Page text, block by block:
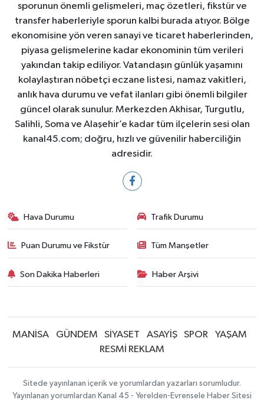
sporunun önemli gelişmeleri, maç özetleri, fikstür ve
transfer haberleriyle sporun kalbi burada atıyor. Bölge
ekonomisine yön veren sanayi ve ticaret haberlerinden,
piyasa gelişmelerine kadar ekonominin tüm verileri
yakından takip ediliyor. Vatandaşın günlük yaşamını
kolaylaştıran nöbetçi eczane listesi, namaz vakitleri,
anlık hava durumu ve vefat ilanları gibi önemli bilgiler
güncel olarak sunulur. Merkezden Akhisar, Turgutlu,
Salihli, Soma ve Alaşehir’e kadar tüm ilçelerin sesi olan
kanal45.com; doğru, hızlı ve güvenilir haberciliğin
adresidir.
Hava Durumu Trafik Durumu
Puan Durumu ve Fikstür Tüm Manşetler
Son Dakika Haberleri Haber Arşivi
MANİSA GÜNDEM SİYASET ASAYİŞ SPOR
YAŞAM
RESMİ REKLAM
Sitede yayınlanan içerik ve yorumlardan yazarları sorumludur.
Yayınlanan yorumlardan Kanal 45 - Yerelden-Evrensele Haber Sitesi